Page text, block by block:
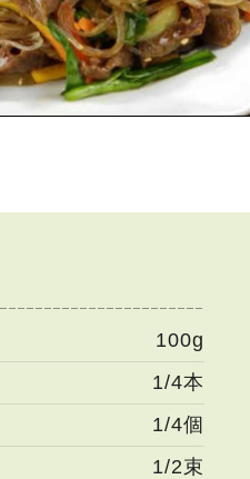
100g
1/4本
1/4個
1/2束